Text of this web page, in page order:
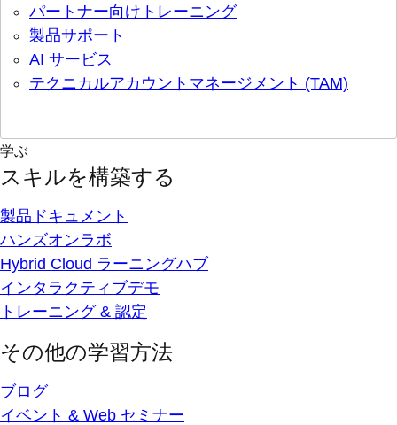
パートナー向けトレーニング
製品サポート
AI サービス
テクニカルアカウントマネージメント (TAM)
学ぶ
スキルを構築する
製品ドキュメント
ハンズオンラボ
Hybrid Cloud ラーニングハブ
インタラクティブデモ
トレーニング & 認定
その他の学習方法
ブログ
イベント & Web セミナー